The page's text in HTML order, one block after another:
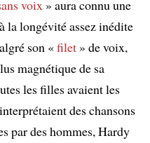
voix» aura connu une
la longévité assez inédite
son «filet» de voix,
magnétique de sa
les filles avaient les
des chansons
par des hommes, Hardy